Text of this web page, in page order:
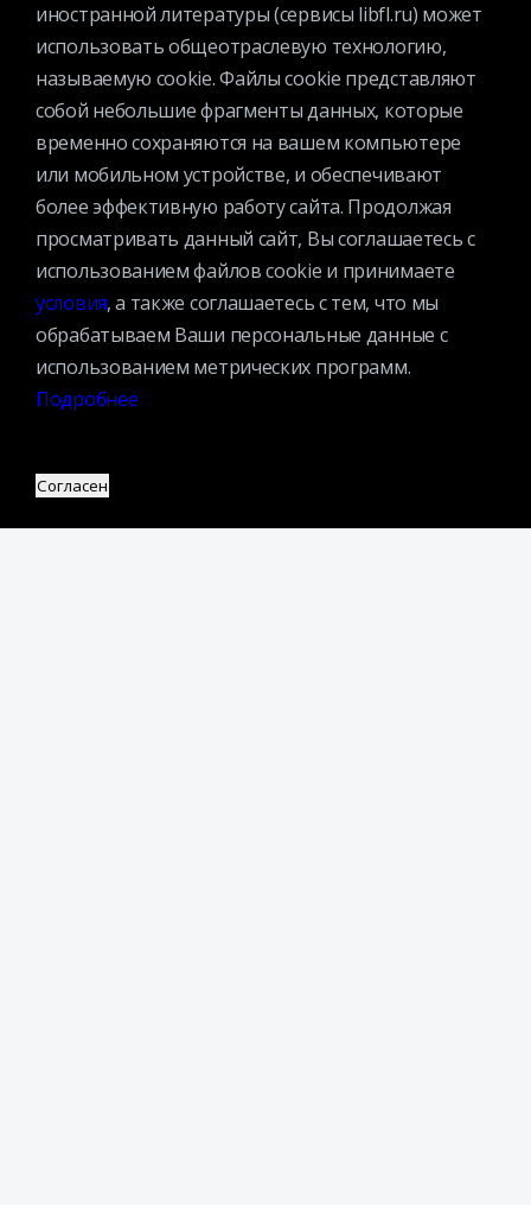
О БИБЛИОТЕКЕ
Контактная информация
Вакансии
История библиотеки
Спецпроекты
Премии
иностранной литературы (сервисы libfl.ru) может
использовать общеотраслевую технологию,
называемую cookie. Файлы cookie представляют
собой небольшие фрагменты данных, которые
временно сохраняются на вашем компьютере
или мобильном устройстве, и обеспечивают
более эффективную работу сайта. Продолжая
просматривать данный сайт, Вы соглашаетесь с
использованием файлов cookie и принимаете
условия, а также соглашаетесь с тем, что мы
обрабатываем Ваши персональные данные с
использованием метрических программ.
Подробнее
Согласен